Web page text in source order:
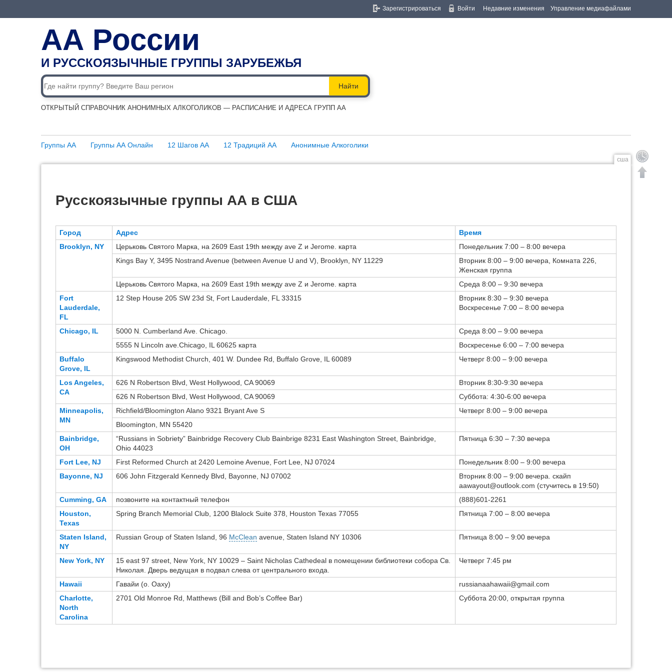
АА России
И РУССКОЯЗЫЧНЫЕ ГРУППЫ ЗАРУБЕЖЬЯ
Найти
ОТКРЫТЫЙ СПРАВОЧНИК АНОНИМНЫХ АЛКОГОЛИКОВ — РАСПИСАНИЕ И АДРЕСА ГРУПП АА
Группы АА Группы АА Онлайн 12 Шагов АА 12 Традиций АА Анонимные Алкоголики
Зарегистрироваться Войти Недавние изменения Управление медиафайлами
сша
Русскоязычные группы АА в США
Город Адрес
Время
Brooklyn, NY
Церьковь Святого Марка, на 2609 East 19th между ave Z и Jerome. карта
Понедельник 7:00 – 8:00 вечера
Kings Bay Y, 3495 Nostrand Avenue (between Avenue U and V), Brooklyn, NY 11229
Вторник 8:00 – 9:00 вечера, Комната 226,
Женская группа
Церьковь Святого Марка, на 2609 East 19th между ave Z и Jerome. карта
Среда 8:00 – 9:30 вечера
Fort
Lauderdale,
FL
12 Step House 205 SW 23d St, Fort Lauderdale, FL 33315
Вторник 8:30 – 9:30 вечера
Воскресенье 7:00 – 8:00 вечера
Chicago, IL 5000 N. Cumberland Ave. Chicago.
Среда 8:00 – 9:00 вечера
5555 N Lincoln ave.Chicago, IL 60625 карта
Воскресенье 6:00 – 7:00 вечера
Buffalo
Grove, IL
Kingswood Methodist Church, 401 W. Dundee Rd, Buffalo Grove, IL 60089 Четверг 8:00 – 9:00 вечера
Los Angeles,
CA
626 N Robertson Blvd, West Hollywood, CA 90069
Вторник 8:30-9:30 вечера
626 N Robertson Blvd, West Hollywood, CA 90069
Суббота: 4:30-6:00 вечера
Minneapolis,
MN
Richfield/Bloomington Alano 9321 Bryant Ave S
Четверг 8:00 – 9:00 вечера
Bloomington, MN 55420
Bainbridge,
OH
“Russians in Sobriety” Bainbridge Recovery Club Bainbrige 8231 East Washington Street, Bainbridge,
Ohio 44023
Пятница 6:30 – 7:30 вечера
Fort Lee, NJ First Reformed Church at 2420 Lemoine Avenue, Fort Lee, NJ 07024
Понедельник 8:00 – 9:00 вечера
Bayonne, NJ
606 John Fitzgerald Kennedy Blvd, Bayonne, NJ 07002
Вторник 8:00 – 9:00 вечера. скайп
aawayout@outlook.com (стучитесь в 19:50)
Cumming, GA
позвоните на контактный телефон
(888)601-2261
Houston,
Texas
Spring Branch Memorial Club, 1200 Blalock Suite 378, Houston Texas 77055 Пятница 7:00 – 8:00 вечера
Staten Island,
NY
Russian Group of Staten Island, 96 McClean avenue, Staten Island NY 10306 Пятница 8:00 – 9:00 вечера
New York, NY
15 east 97 street, New York, NY 10029 – Saint Nicholas Cathedeal в помещении библиотеки собора Св.
Николая. Дверь ведущая в подвал слева от центрального входа.
Четверг 7:45 рм
Hawaii Гавайи (о. Оаху)
russianaahawaii@gmail.com
Charlotte,
North
Carolina
2701 Old Monroe Rd, Matthews (Bill and Bob’s Coffee Bar) Суббота 20:00, открытая группа